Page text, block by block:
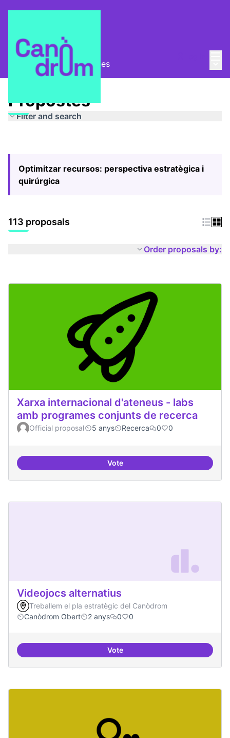
Pla Estratègic Propostes
Propostes
Filter and search
Optimitzar recursos: perspectiva estratègica i
quirúrgica
113 proposals
Order proposals by:
Xarxa internacional d'ateneus - labs
amb programes conjunts de recerca
Official proposal 5 anys Recerca 0 0
VoteXarxa internacional d'ateneus -
Videojocs alternatius
Treballem el pla estratègic del Canòdrom
Canòdrom Obert
2 anys 0 0
VoteVideojocs alternatius